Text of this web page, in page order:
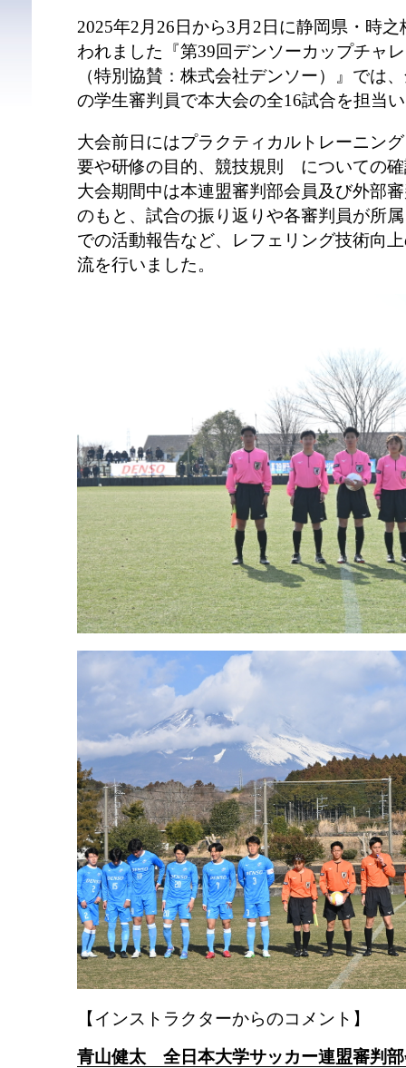
2025年2月26日から3月2日に静岡県・時
われました『第39回デンソーカップチャ
（特別協賛：株式会社デンソー）』では
の学生審判員で本大会の全16試合を担当
大会前日にはプラクティカルトレーニン
要や研修の目的、競技規則 についての
大会期間中は本連盟審判部会員及び外部
のもと、試合の振り返りや各審判員が所
での活動報告など、レフェリング技術向
流を行いました。
【インストラクターからのコメント】
青山健太 全日本大学サッカー連盟審判